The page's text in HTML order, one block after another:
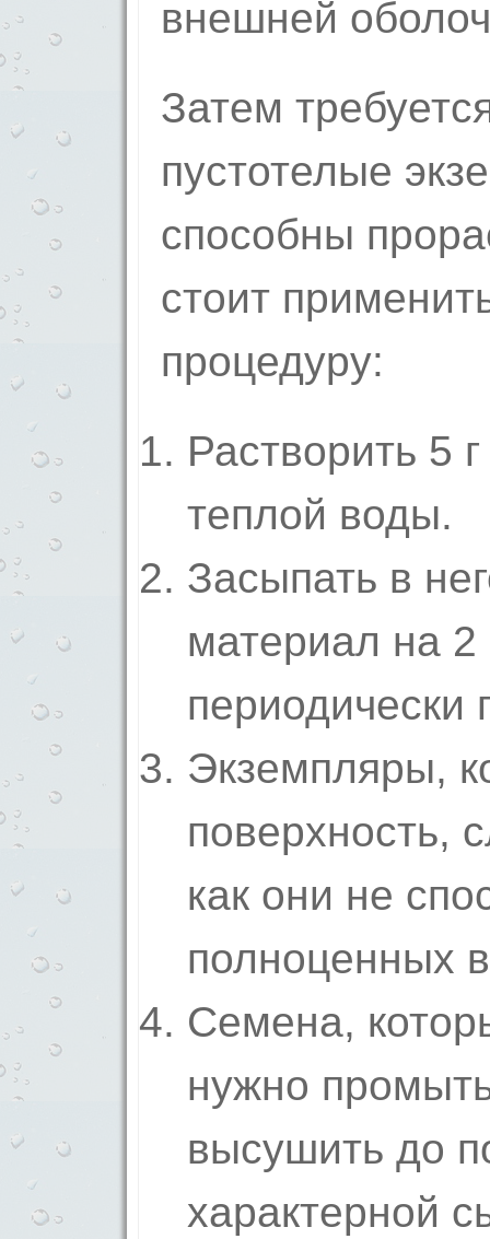
внешней
Затем
пустотелые
способны
стоит
процедуру:
Растворить 5
теплой воды.
Засыпать в
материал на
Экземпляры,
поверхность,
как они не
полноценных
Семена,
нужно
высушить до
характерной